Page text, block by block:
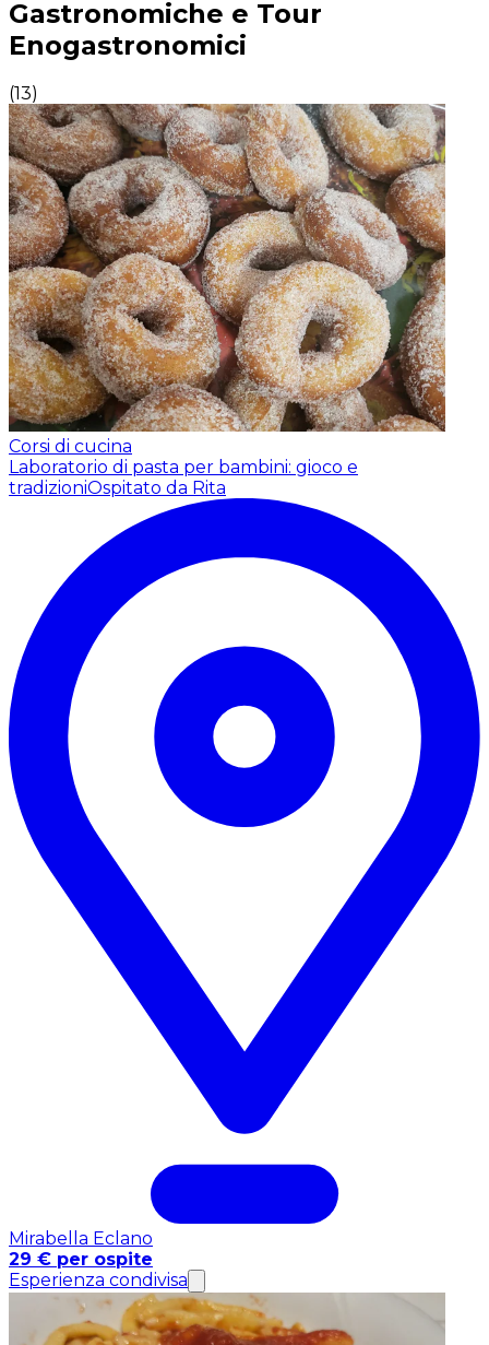
Gastronomiche e Tour
Enogastronomici
(13)
Corsi di cucina
Laboratorio di pasta per bambini: gioco e
tradizioniOspitato da Rita
Mirabella Eclano
29 € per ospite
Esperienza condivisa